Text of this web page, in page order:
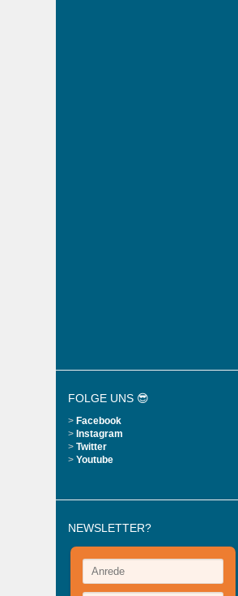
FOLGE UNS 😎
> Facebook
> Instagram
> Twitter
> Youtube
NEWSLETTER?